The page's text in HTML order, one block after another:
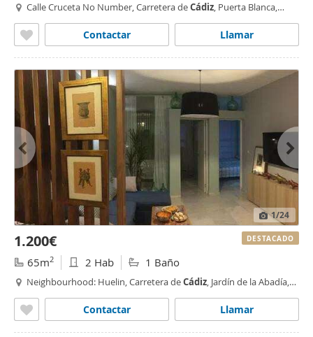
Calle Cruceta No Number, Carretera deCádiz, Puerta Blanca,
Llamar
Contactar
1/24
1.200€
65m2 2 Hab 1 Baño
Neighbourhood: Huelin, Carretera deCádiz, Jardín de la Abadía,
Llamar
Contactar
DESTACADO